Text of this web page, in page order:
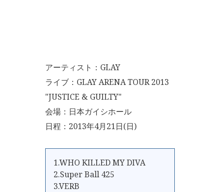
アーティスト：GLAY
ライブ：GLAY ARENA TOUR 2013
"JUSTICE & GUILTY"
会場：日本ガイシホール
日程：2013年4月21日(日)
1.WHO KILLED MY DIVA
2.Super Ball 425
3.VERB